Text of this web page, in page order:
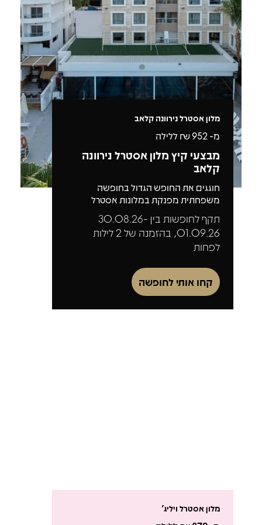
מלון אסטרל נירוונה קלאב
מ- 952₪ ללילה
מבצעי קיץ מלון אסטרל נירוונה
קלאב
חוגגים את החופש הגדול בחופשה
משפחתית מפנקת במלונות אסטרל
תקף לחופשות בין 30.08.26-
01.09.26, בהזמנה של 2 לילות
לפחות
קחו אותי לחופשה
מלון אסטרל ויליג'